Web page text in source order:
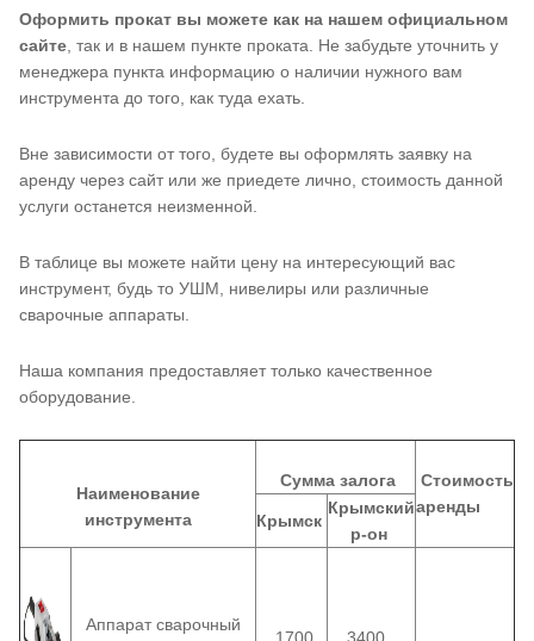
Оформить прокат вы можете как на нашем официальном
сайте , так и в нашем пункте проката. Не забудьте уточнить у
менеджера пункта информацию о наличии нужного вам
инструмента до того, как туда ехать.
Вне зависимости от того, будете вы оформлять заявку на
аренду через сайт или же приедете лично, стоимость данной
услуги останется неизменной.
В таблице вы можете найти цену на интересующий вас
инструмент, будь то УШМ, нивелиры или различные
сварочные аппараты.
Наша компания предоставляет только качественное
оборудование.
Наименование
инструмента
Сумма залога
Стоимость
аренды
Крымск
Крымский
р-он
Аппарат сварочный
1700
3400